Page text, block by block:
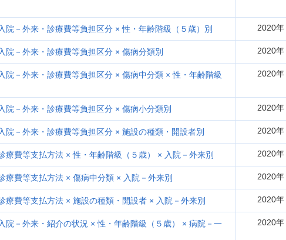
院－外来・診療費等負担区分 × 性・年齢階級（５歳）別 2020年
院－外来・診療費等負担区分 × 傷病分類別 2020年
院－外来・診療費等負担区分 × 傷病中分類 × 性・年齢階級
2020年
院－外来・診療費等負担区分 × 傷病小分類別 2020年
院－外来・診療費等負担区分 × 施設の種類・開設者別 2020年
療費等支払方法 × 性・年齢階級（５歳） × 入院－外来別 2020年
療費等支払方法 × 傷病中分類 × 入院－外来別 2020年
療費等支払方法 × 施設の種類・開設者 × 入院－外来別 2020年
院－外来・紹介の状況 × 性・年齢階級（５歳） × 病院－一
2020年